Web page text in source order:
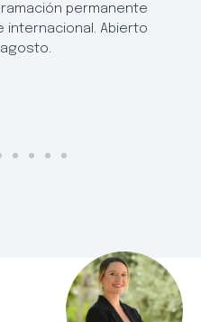
permanente
internacional. Abierto